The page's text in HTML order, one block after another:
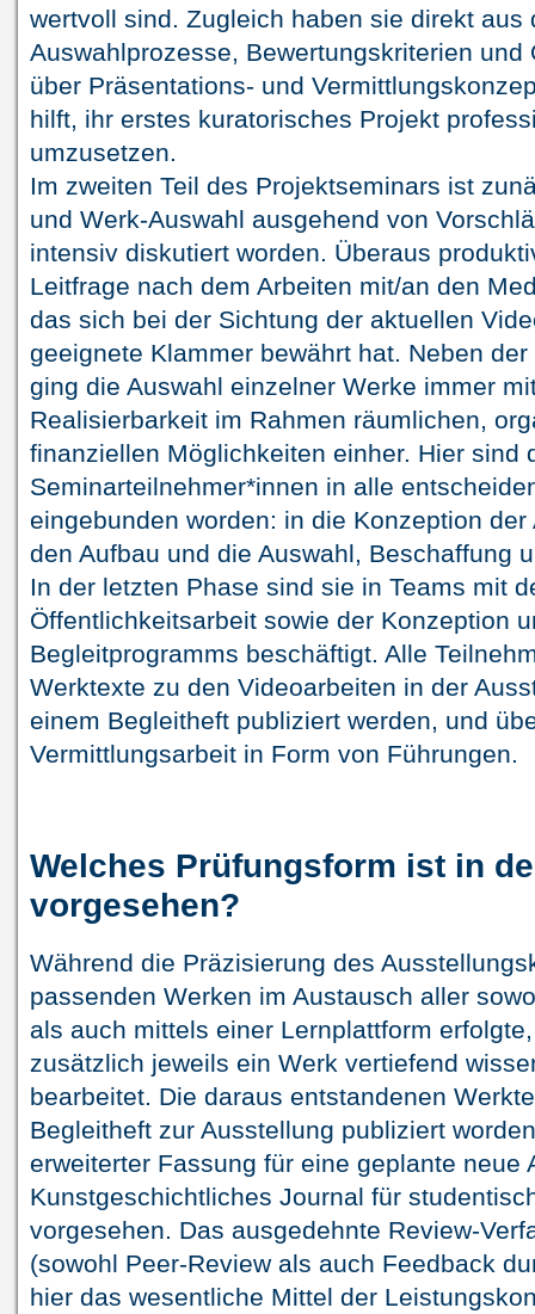
wertvoll sind. Zugleich haben sie direkt aus
Auswahlprozesse, Bewertungskriterien
über Präsentations- und
hilft, ihr erstes kuratorisches Projekt
umzusetzen.
Im zweiten Teil des Projektseminars ist
und Werk-Auswahl ausgehend von
intensiv diskutiert worden. Überaus
Leitfrage nach dem Arbeiten mit/an den
das sich bei der Sichtung der aktuellen
geeignete Klammer bewährt hat. Neben
ging die Auswahl einzelner Werke immer
Realisierbarkeit im Rahmen räumlichen,
finanziellen Möglichkeiten einher. Hier sind
Seminarteilnehmer*innen in alle
eingebunden worden: in die Konzeption
den Aufbau und die Auswahl, Beschaffung
In der letzten Phase sind sie in Teams mit
Öffentlichkeitsarbeit sowie der Konzeption
Begleitprogramms beschäftigt. Alle
Werktexte zu den Videoarbeiten in der
einem Begleitheft publiziert werden, und
Vermittlungsarbeit in Form von Führungen.
Welches Prüfungsform ist in
vorgesehen?
Während die Präzisierung des
passenden Werken im Austausch aller
als auch mittels einer Lernplattform
zusätzlich jeweils ein Werk vertiefend
bearbeitet. Die daraus entstandenen
Begleitheft zur Ausstellung publiziert
erweiterter Fassung für eine geplante neue
Kunstgeschichtliches Journal für
vorgesehen. Das ausgedehnte Review-
(sowohl Peer-Review als auch Feedback
hier das wesentliche Mittel der